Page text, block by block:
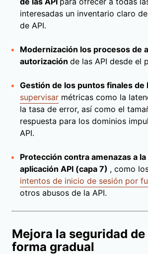
interesadas un inventario claro
de API.
Modernización los procesos de
autorización de las API desde el
Gestión de los puntos finales de
supervisar métricas como la
la tasa de error, así como el
respuesta para los dominios
API.
Protección contra amenazas a la
aplicación API (capa 7) , como
intentos de inicio de sesión por
otros abusos de la API.
Mejora la seguridad de
forma gradual